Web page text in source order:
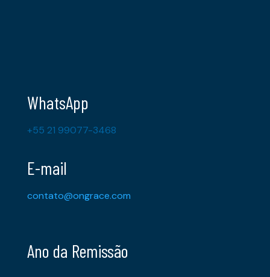
WhatsApp
+55 21 99077-3468
E-mail
contato@ongrace.com
Ano da Remissão